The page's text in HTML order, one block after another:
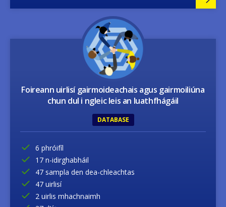
Image
Foireann uirlisí gairmoideachais agus gairmoiliúna
chun dul i ngleic leis an luathfhágáil
DATABASE
6 phróifíl
17 n-idirghabháil
47 sampla den dea-chleachtas
47 uirlisí
2 uirlis mhachnaimh